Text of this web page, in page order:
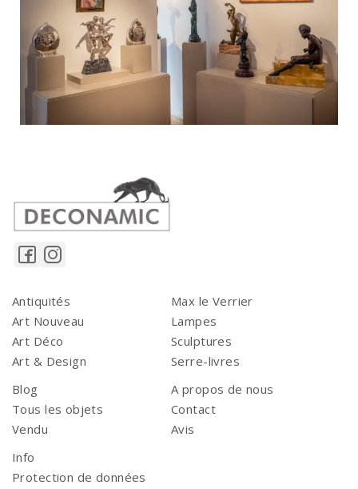
Antiquités
Art Nouveau
Art Déco
Art & Design
Max le Verrier
Lampes
Sculptures
Serre-livres
Blog
Tous les objets
Vendu
A propos de nous
Contact
Avis
Info
Protection de données